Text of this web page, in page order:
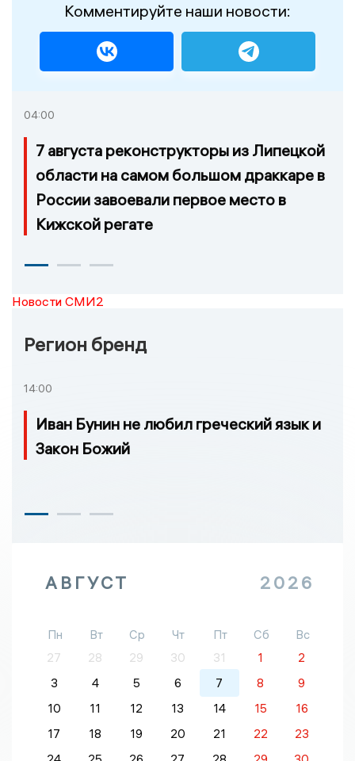
Комментируйте наши новости:
04:00
7 августа реконструкторы из Липецкой
области на самом большом драккаре в
России завоевали первое место в
Кижской регате
Новости СМИ2
Регион бренд
14:00
Иван Бунин не любил греческий язык и
Закон Божий
АВГУСТ 2026
Пн Вт Ср Чт Пт Сб
Вс
27
28 29 30 31 1
2
3
4 5 6 7 8
9
10
11 12 13 14 15
16
17
18 19 20 21 22
23